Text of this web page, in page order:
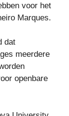
voor het
Marques.
dat
meerdere
openbare